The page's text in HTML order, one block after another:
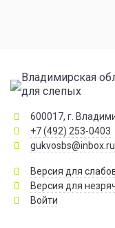
Владимирская
для слепых
600017, г.
+7 (492) 253-0403
gukvosbs@inbox.ru
Версия для
Версия для
Войти